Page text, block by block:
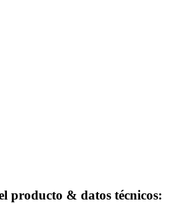
producto & datos técnicos: